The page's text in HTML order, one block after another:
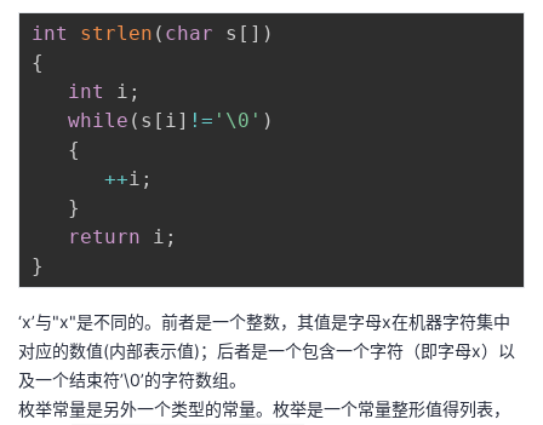
int strlen ( char s [ ] )
{
int
i ;
while ( s [ i ] != '\0' )
{
++i ;
}
return i ;
}
‘x’与"x"是不同的。前者是一个整数，其值是字母x在机器字符集中
对应的数值(内部表示值)；后者是一个包含一个字符（即字母x）以
及一个结束符’\0’的字符数组。
枚举常量是另外一个类型的常量。枚举是一个常量整形值得列表，